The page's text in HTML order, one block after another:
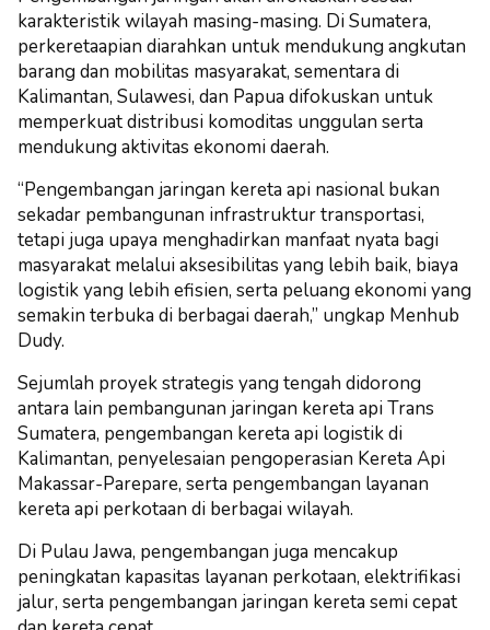
karakteristik wilayah masing-masing. Di Sumatera,
perkeretaapian diarahkan untuk mendukung angkutan
barang dan mobilitas masyarakat, sementara di
Kalimantan, Sulawesi, dan Papua difokuskan untuk
memperkuat distribusi komoditas unggulan serta
mendukung aktivitas ekonomi daerah.
“Pengembangan jaringan kereta api nasional bukan
sekadar pembangunan infrastruktur transportasi,
tetapi juga upaya menghadirkan manfaat nyata bagi
masyarakat melalui aksesibilitas yang lebih baik, biaya
logistik yang lebih efisien, serta peluang ekonomi yang
semakin terbuka di berbagai daerah,” ungkap Menhub
Dudy.
Sejumlah proyek strategis yang tengah didorong
antara lain pembangunan jaringan kereta api Trans
Sumatera, pengembangan kereta api logistik di
Kalimantan, penyelesaian pengoperasian Kereta Api
Makassar-Parepare, serta pengembangan layanan
kereta api perkotaan di berbagai wilayah.
Di Pulau Jawa, pengembangan juga mencakup
peningkatan kapasitas layanan perkotaan, elektrifikasi
jalur, serta pengembangan jaringan kereta semi cepat